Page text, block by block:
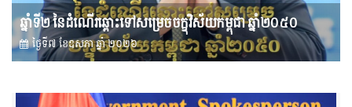
ឆ្នាំទី២ នៃដំណើរឆ្ពោះទៅសម្រេច​ចក្ខុវិស័យ​កម្ពុជា ឆ្នាំ២០៥០
ថ្ងៃទី៧ ខែ​ឧសភា ឆ្នាំ ២០២៦